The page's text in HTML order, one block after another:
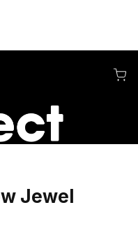
Jewel